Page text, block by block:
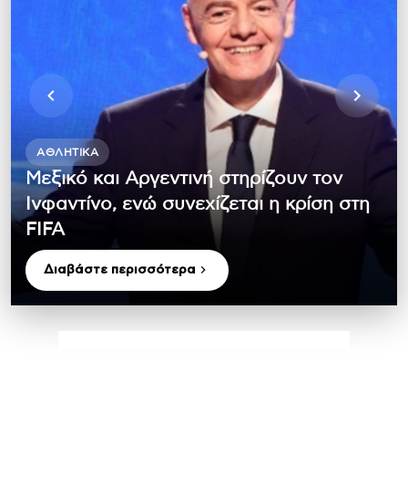
ΑΘΛΗΤΙΚΆ
Μεξικό και Αργεντινή στηρίζουν τον
Ινφαντίνο, ενώ συνεχίζεται η κρίση στη
FIFA
Διαβάστε περισσότερα